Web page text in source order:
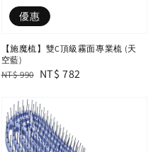
優惠
【施魔梳】雙C頂級霧面專業梳 (天
空藍)
Regular
NT$ 990 Sale
NT$ 782